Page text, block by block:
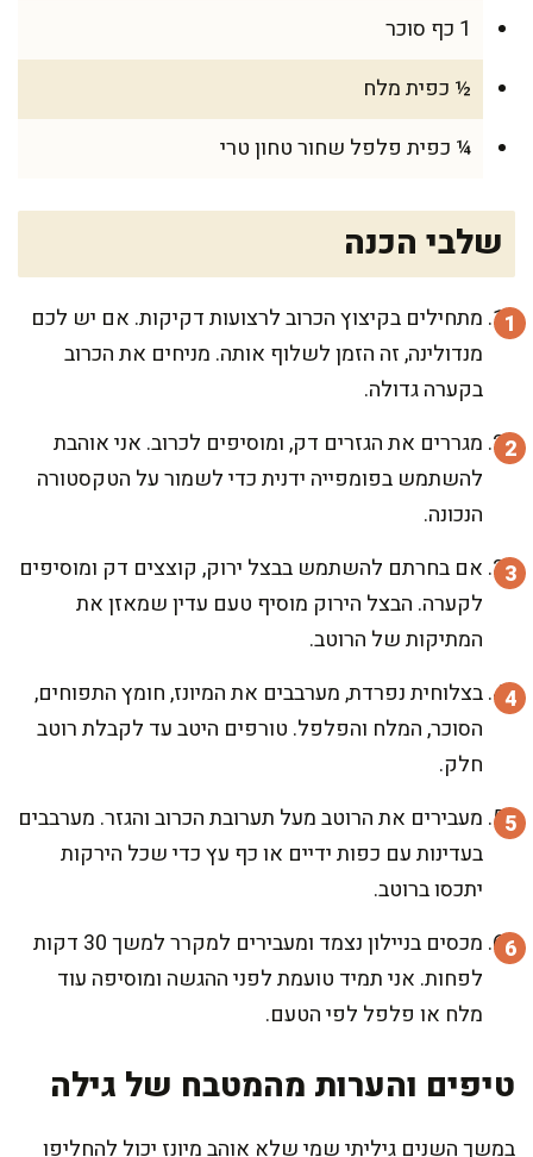
1 כף סוכר
½ כפית מלח
¼ כפית פלפל שחור טחון טרי
שלבי הכנה
מתחילים בקיצוץ הכרוב לרצועות דקיקות. אם יש לכם
מנדולינה, זה הזמן לשלוף אותה. מניחים את הכרוב
בקערה גדולה.
מגררים את הגזרים דק, ומוסיפים לכרוב. אני אוהבת
להשתמש בפומפייה ידנית כדי לשמור על הטקסטורה
הנכונה.
אם בחרתם להשתמש בבצל ירוק, קוצצים דק ומוסיפים
לקערה. הבצל הירוק מוסיף טעם עדין שמאזן את
המתיקות של הרוטב.
בצלוחית נפרדת, מערבבים את המיונז, חומץ התפוחים,
הסוכר, המלח והפלפל. טורפים היטב עד לקבלת רוטב
חלק.
מעבירים את הרוטב מעל תערובת הכרוב והגזר. מערבבים
בעדינות עם כפות ידיים או כף עץ כדי שכל הירקות
יתכסו ברוטב.
מכסים בניילון נצמד ומעבירים למקרר למשך 30 דקות
לפחות. אני תמיד טועמת לפני ההגשה ומוסיפה עוד
מלח או פלפל לפי הטעם.
טיפים והערות מהמטבח של גילה
במשך השנים גיליתי שמי שלא אוהב מיונז יכול להחליפו